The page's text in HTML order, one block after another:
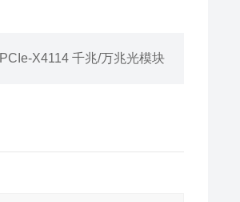
PCIe-X4114 千兆/万兆光模块